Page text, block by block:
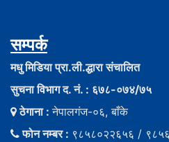
सम्पर्क
मधु मिडिया प्रा.ली.द्धारा संचालित
सुचना विभाग द. नं. : ६७८-०७४/७५
ठेगाना :नेपालगंज-०६, बाँके
फोन नम्बर : ९८५८०२२६५६ /